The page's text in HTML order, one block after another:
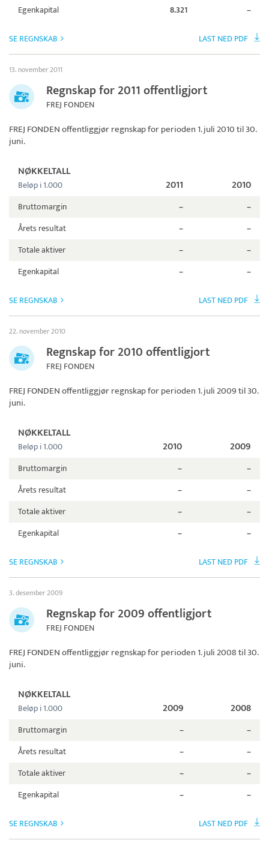
Egenkapital
8.321 –
SE REGNSKAB LAST NED PDF
13. november 2011
Regnskap for 2011 offentligjort
FREJ FONDEN
FREJ FONDENoffentliggjør regnskap for perioden 1. juli 2010 til 30.
juni.
NØKKELTALL
Beløp i 1.000 2011 2010
Bruttomargin –
–
Årets resultat
–
–
Totale aktiver
–
–
Egenkapital
– –
SE REGNSKAB LAST NED PDF
22. november 2010
Regnskap for 2010 offentligjort
FREJ FONDEN
FREJ FONDENoffentliggjør regnskap for perioden 1. juli 2009 til 30.
juni.
NØKKELTALL
Beløp i 1.000 2010 2009
Bruttomargin –
–
Årets resultat
–
–
Totale aktiver
–
–
Egenkapital
– –
SE REGNSKAB LAST NED PDF
3. desember 2009
Regnskap for 2009 offentligjort
FREJ FONDEN
FREJ FONDENoffentliggjør regnskap for perioden 1. juli 2008 til 30.
juni.
NØKKELTALL
Beløp i 1.000 2009 2008
Bruttomargin –
–
Årets resultat
–
–
Totale aktiver
–
–
Egenkapital
– –
SE REGNSKAB LAST NED PDF